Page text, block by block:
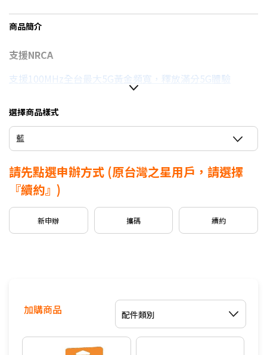
商品簡介
支援NRCA
支援100MHz全台最大5G黃金頻寬，釋放滿分5G體驗
台灣大哥大Open Possible聯名卡最高回饋2%
選擇商品樣式
藍
請先點選申辦方式 (原台灣之星用戶，請選擇
『續約』)
新申辦 攜碼 續約
加購商品 配件類別